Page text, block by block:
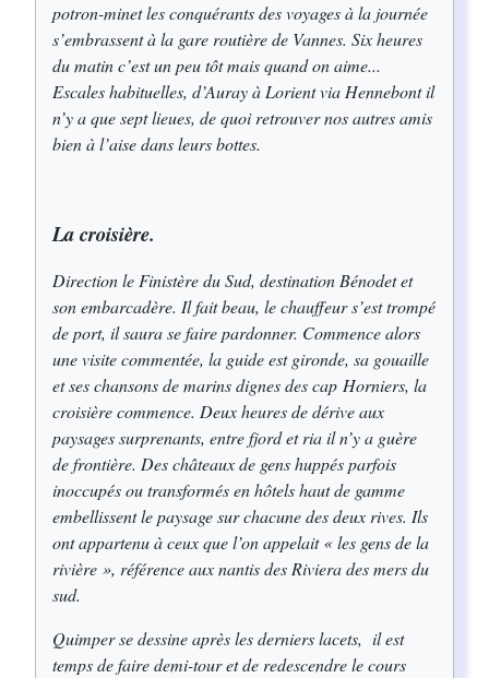
potron-minet les conquérants des voyages à la journée
s’embrassent à la gare routière de Vannes. Six heures
du matin c’est un peu tôt mais quand on aime...
Escales habituelles, d’Auray à Lorient via Hennebont il
n’y a que sept lieues, de quoi retrouver nos autres amis
bien à l’aise dans leurs bottes.
La croisière.
Direction le Finistère du Sud, destination Bénodet et
son embarcadère. Il fait beau, le chauffeur s’est trompé
de port, il saura se faire pardonner. Commence alors
une visite commentée, la guide est gironde, sa gouaille
et ses chansons de marins dignes des cap Horniers, la
croisière commence. Deux heures de dérive aux
paysages surprenants, entre fjord et ria il n’y a guère
de frontière. Des châteaux de gens huppés parfois
inoccupés ou transformés en hôtels haut de gamme
embellissent le paysage sur chacune des deux rives. Ils
ont appartenu à ceux que l’on appelait « les gens de la
rivière », référence aux nantis des Riviera des mers du
sud.
Quimper se dessine après les derniers lacets, il est
temps de faire demi-tour et de redescendre le cours